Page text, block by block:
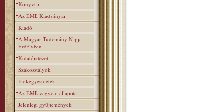
Könyvtár
Az EME Kiadványai
Kiadó
A Magyar Tudomány Napja
Erdélyben
Kutatóintézet
Szakosztályok
Fiókegyesületek
Az EME vagyoni állapota
Jelenlegi gyűjtemények